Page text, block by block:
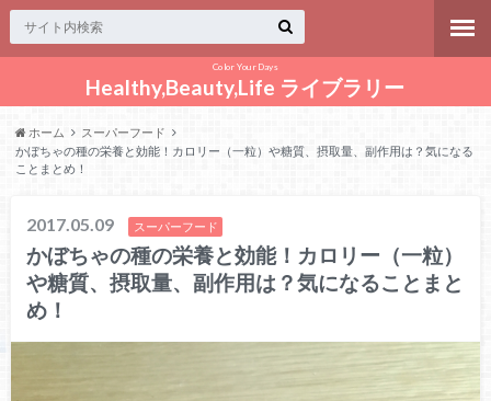
Color Your Days
Healthy,Beauty,Life ライブラリー
ホーム
スーパーフード
かぼちゃの種の栄養と効能！カロリー（一粒）や糖質、摂取量、副作用は？気になる
ことまとめ！
2017.05.09 スーパーフード
かぼちゃの種の栄養と効能！カロリー（一粒）
や糖質、摂取量、副作用は？気になることまと
め！